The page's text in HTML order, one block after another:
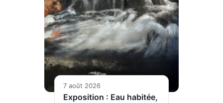
7 août 2026
Exposition : Eau habitée,